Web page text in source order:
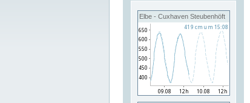
Elbe - Cuxhaven Steubenhöft